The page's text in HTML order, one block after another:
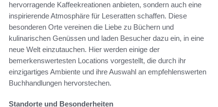
hervorragende Kaffeekreationen anbieten, sondern auch eine
inspirierende Atmosphäre für Leseratten schaffen. Diese
besonderen Orte vereinen die Liebe zu Büchern und
kulinarischen Genüssen und laden Besucher dazu ein, in eine
neue Welt einzutauchen. Hier werden einige der
bemerkenswertesten Locations vorgestellt, die durch ihr
einzigartiges Ambiente und ihre Auswahl an empfehlenswerten
Buchhandlungen hervorstechen.
Standorte und Besonderheiten